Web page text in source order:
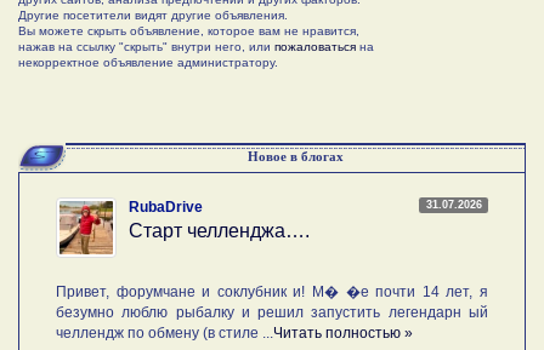
Другие посетители видят другие объявления.
Вы можете скрыть объявление, которое вам не нравится,
нажав на ссылку "скрыть" внутри него, или пожаловаться на
некорректное объявление администратору.
Новое в блогах
31.07.2026
RubaDrive
Старт челленджа….
Привет, форумчане и соклубник и! М� �е почти 14 лет, я
безумно люблю рыбалку и решил запустить легендарн ый
челлендж по обмену (в стиле ... Читать полностью »